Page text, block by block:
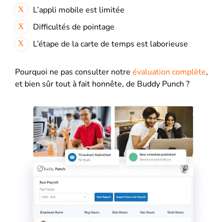
L’appli mobile est limitée
Difficultés de pointage
L’étape de la carte de temps est laborieuse
Pourquoi ne pas consulter notre évaluation complète,
et bien sûr tout à fait honnête, de Buddy Punch ?